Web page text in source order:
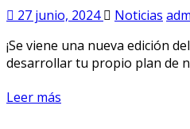
27 junio, 2024 Noticias
¡Se viene una nueva edición
desarrollar tu propio plan de
Leer más